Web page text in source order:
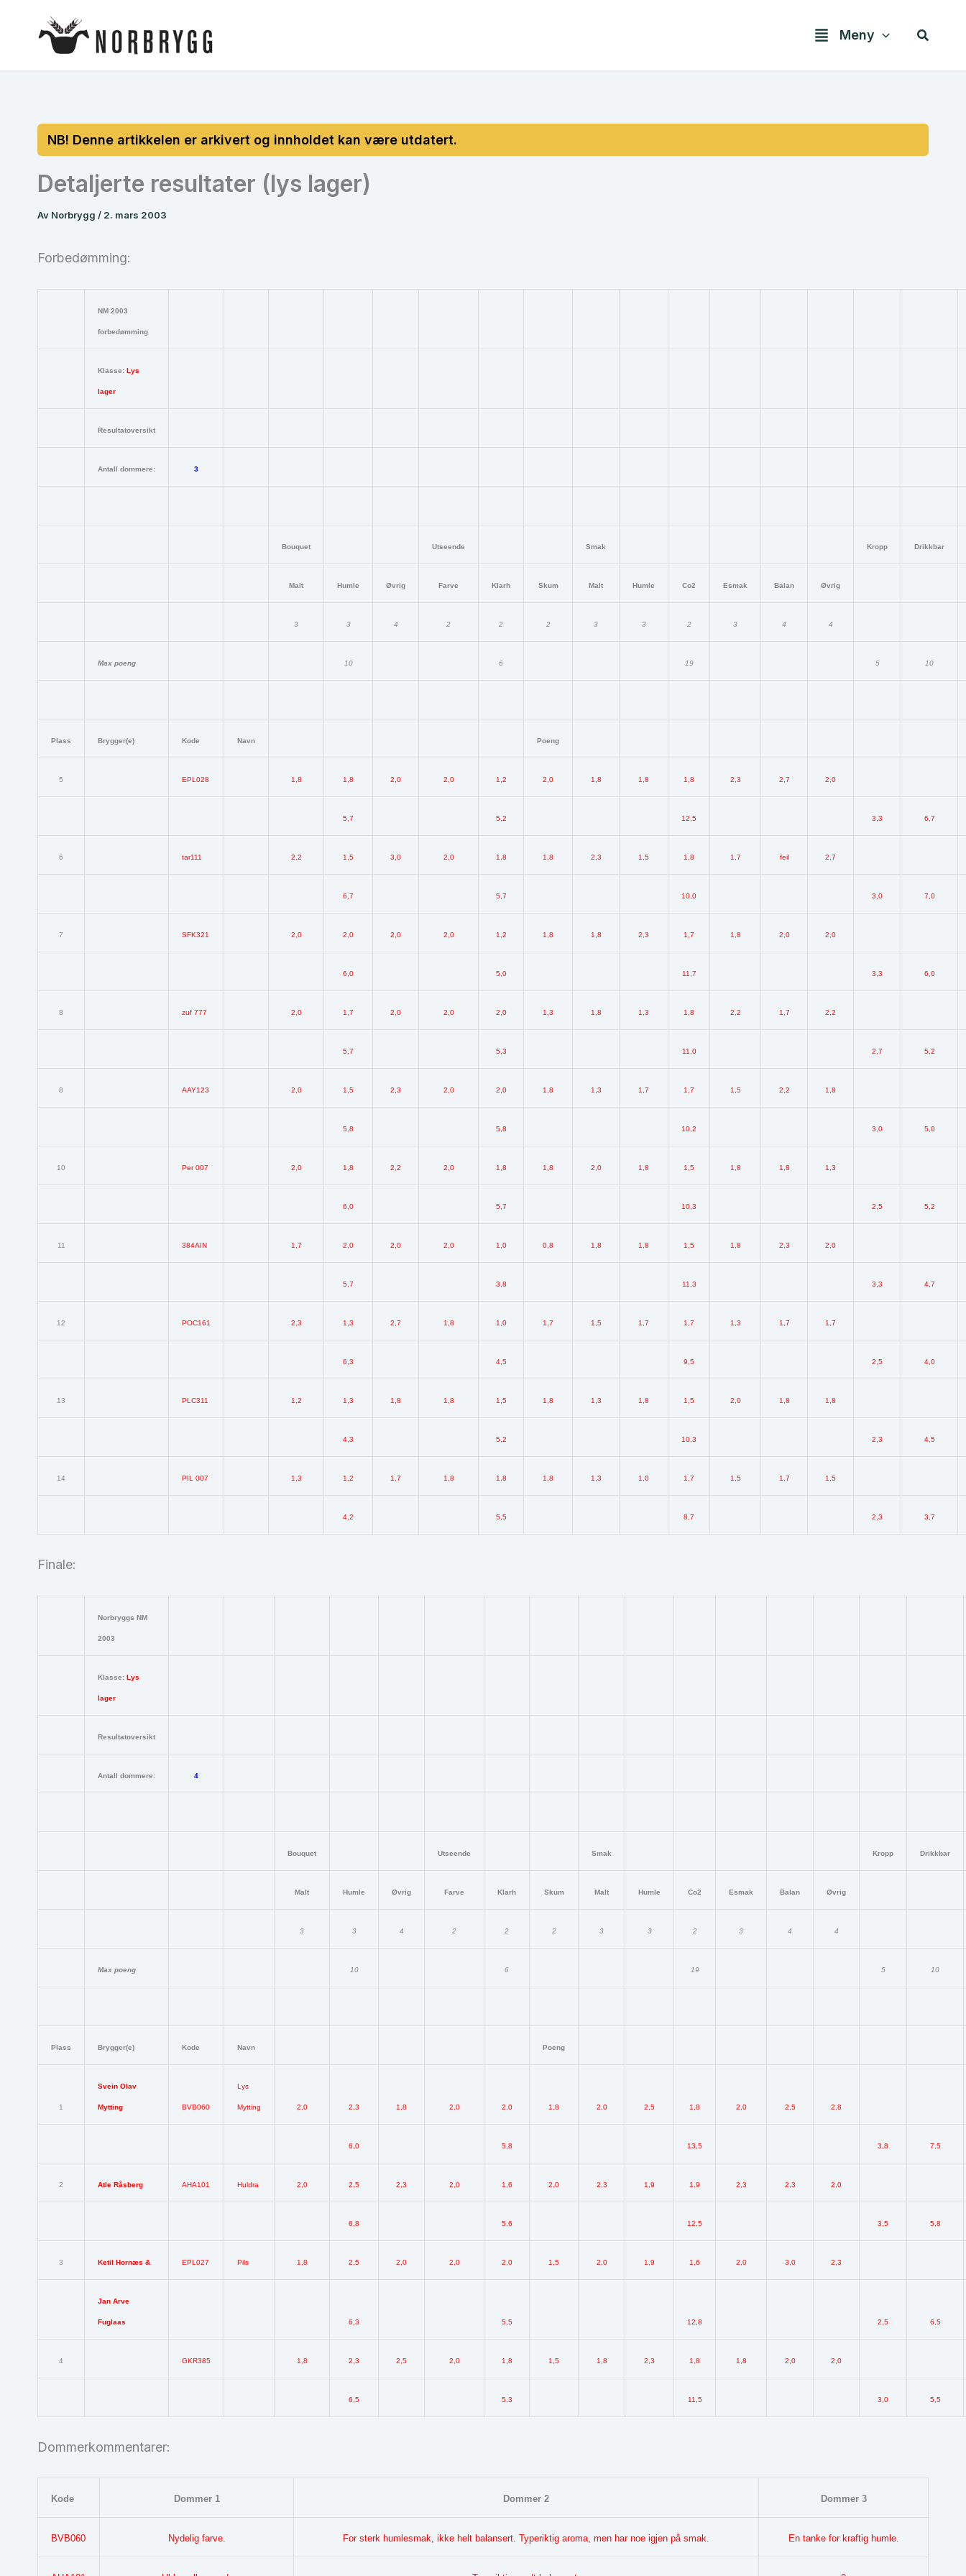
Meny Søk
Detaljerte resultater (lys lager)
Av Norbrygg / 2. mars 2003
Forbedømming:
NM 2003
forbedømming
Klasse: Lys
lager
Resultatoversikt
Antall dommere: 3
Bouquet Utseende Smak Kropp Drikkbar
Malt Humle Øvrig Farve Klarh Skum Malt Humle Co2 Esmak Balan Øvrig
3 3 4 2 2 2 3 3 2 3 4 4
Max poeng 10 6 19 5 10
Plass Brygger(e) Kode Navn Poeng
5 EPL028 1,8 1,8 2,0 2,0 1,2 2,0 1,8 1,8 1,8 2,3 2,7 2,0
5,7 5,2 12,5 3,3 6,7
6 tar111 2,2 1,5 3,0 2,0 1,8 1,8 2,3 1,5 1,8 1,7 feil 2,7
6,7 5,7 10,0 3,0 7,0
7 SFK321 2,0 2,0 2,0 2,0 1,2 1,8 1,8 2,3 1,7 1,8 2,0 2,0
6,0 5,0 11,7 3,3 6,0
8 zuf 777 2,0 1,7 2,0 2,0 2,0 1,3 1,8 1,3 1,8 2,2 1,7 2,2
5,7 5,3 11,0 2,7 5,2
8 AAY123 2,0 1,5 2,3 2,0 2,0 1,8 1,3 1,7 1,7 1,5 2,2 1,8
5,8 5,8 10,2 3,0 5,0
10 Per 007 2,0 1,8 2,2 2,0 1,8 1,8 2,0 1,8 1,5 1,8 1,8 1,3
6,0 5,7 10,3 2,5 5,2
11 384AIN 1,7 2,0 2,0 2,0 1,0 0,8 1,8 1,8 1,5 1,8 2,3 2,0
5,7 3,8 11,3 3,3 4,7
12 POC161 2,3 1,3 2,7 1,8 1,0 1,7 1,5 1,7 1,7 1,3 1,7 1,7
6,3 4,5 9,5 2,5 4,0
13 PLC311 1,2 1,3 1,8 1,8 1,5 1,8 1,3 1,8 1,5 2,0 1,8 1,8
4,3 5,2 10,3 2,3 4,5
14 PIL 007 1,3 1,2 1,7 1,8 1,8 1,8 1,3 1,0 1,7 1,5 1,7 1,5
4,2 5,5 8,7 2,3 3,7
Finale:
Norbryggs NM
2003
Klasse: Lys
lager
Resultatoversikt
Antall dommere: 4
Bouquet Utseende Smak Kropp Drikkbar
Malt Humle Øvrig Farve Klarh Skum Malt Humle Co2 Esmak Balan Øvrig
3 3 4 2 2 2 3 3 2 3 4 4
Max poeng 10 6 19 5 10
Plass Brygger(e) Kode Navn Poeng
1
Svein Olav
Mytting BVB060
Lys
Mytting 2,0 2,3 1,8 2,0 2,0 1,8 2,0 2,5 1,8 2,0 2,5 2,8
6,0 5,8 13,5 3,8 7,5
2 Atle Råsberg AHA101 Huldra 2,0 2,5 2,3 2,0 1,6 2,0 2,3 1,9 1,9 2,3 2,3 2,0
6,8 5,6 12,5 3,5 5,8
3 Ketil Hornæs & EPL027 Pils 1,8 2,5 2,0 2,0 2,0 1,5 2,0 1,9 1,6 2,0 3,0 2,3
Jan Arve
Fuglaas 6,3 5,5 12,8 2,5 6,5
4 GKR385 1,8 2,3 2,5 2,0 1,8 1,5 1,8 2,3 1,8 1,8 2,0 2,0
6,5 5,3 11,5 3,0 5,5
Dommerkommentarer:
Kode Dommer 1 Dommer 2 Dommer 3
BVB060 Nydelig farve. For sterk humlesmak, ikke helt balansert. Typeriktig aroma, men har noe igjen på smak. En tanke for kraftig humle.